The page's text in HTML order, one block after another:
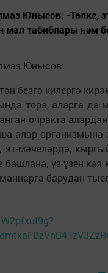
Юнысов: -Төлке,
мал табиблары һәм
Юнысов:
безгә килергә
тора, аларга
очракта
алар организмына
эт-мәчеләрдә,
башлана, үз-үзен
барудан